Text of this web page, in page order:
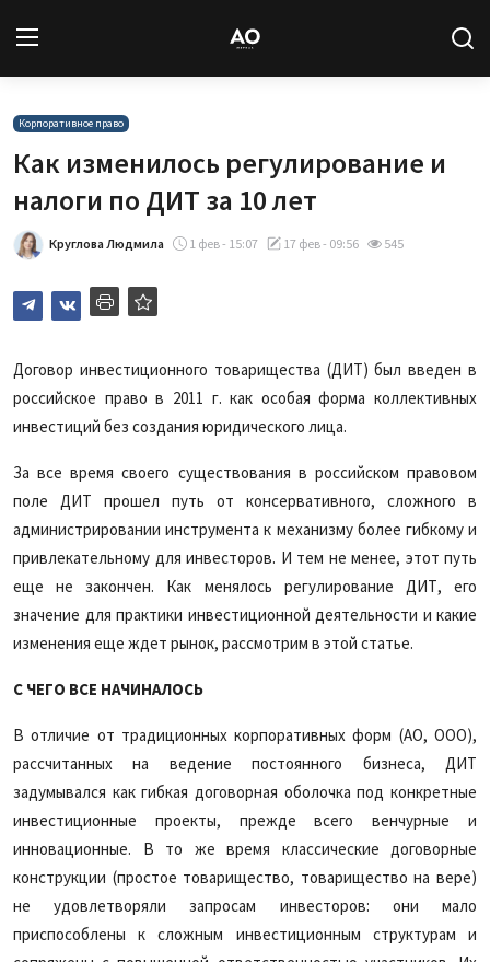
Вход
Статьи
Авторы
База знаний
Корпоративное право
Как изменилось регулирование и
налоги по ДИТ за 10 лет
Круглова Людмила 1 фев - 15:07 17 фев - 09:56 545
Договор инвестиционного товарищества (ДИТ) был введен в
российское право в 2011 г. как особая форма коллективных
инвестиций без создания юридического лица.
За все время своего существования в российском правовом
поле ДИТ прошел путь от консервативного, сложного в
администрировании инструмента к механизму более гибкому и
привлекательному для инвесторов. И тем не менее, этот путь
еще не закончен. Как менялось регулирование ДИТ, его
значение для практики инвестиционной деятельности и какие
изменения еще ждет рынок, рассмотрим в этой статье.
С ЧЕГО ВСЕ НАЧИНАЛОСЬ
В отличие от традиционных корпоративных форм (АО, ООО),
рассчитанных на ведение постоянного бизнеса, ДИТ
задумывался как гибкая договорная оболочка под конкретные
инвестиционные проекты, прежде всего венчурные и
инновационные. В то же время классические договорные
конструкции (простое товарищество, товарищество на вере)
не удовлетворяли запросам инвесторов: они мало
приспособлены к сложным инвестиционным структурам и